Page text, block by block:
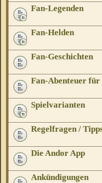
Fan-Legenden
Fan-Helden
Fan-Geschichten
Fan-Abenteuer
Spielvarianten
Regelfragen /
Die Andor App
Ankündigungen